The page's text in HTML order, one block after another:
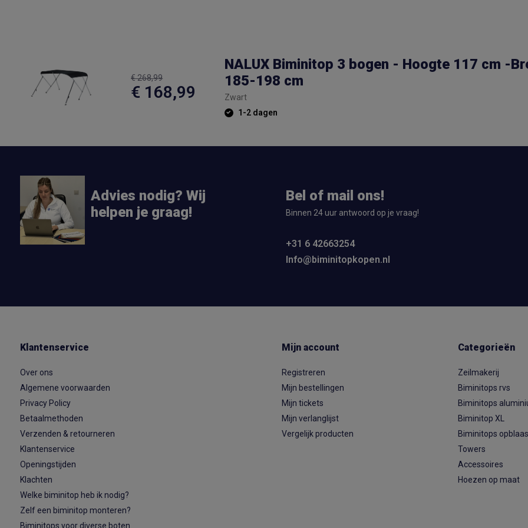
€ 268,99
€ 168,99
NALUX Biminitop 3 bogen - Hoogte 117 cm -
185-198 cm
Zwart
1-2 dagen
Advies nodig? Wij
helpen je graag!
Bel of mail ons!
Binnen 24 uur antwoord op je vraag!
+31 6 42663254
Info@biminitopkopen.nl
Klantenservice
Over ons
Algemene voorwaarden
Privacy Policy
Betaalmethoden
Verzenden & retourneren
Klantenservice
Openingstijden
Klachten
Welke biminitop heb ik nodig?
Zelf een biminitop monteren?
Biminitops voor diverse boten
Mijn account
Registreren
Mijn bestellingen
Mijn tickets
Mijn verlanglijst
Vergelijk producten
Categorieën
Zeilmakerij
Biminitops rvs
Biminitops
Biminitop XL
Biminitops
Towers
Accessoires
Hoezen op maat